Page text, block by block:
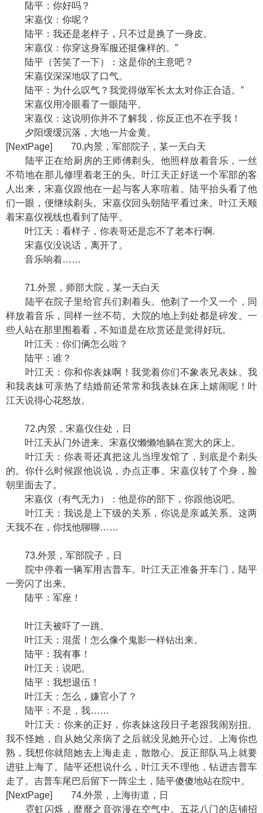
陆平：你好吗？
宋嘉仪：你呢？
陆平：我还是老样子，只不过是换了一身皮。
宋嘉仪：你穿这身军服还挺像样的。”
陆平（苦笑了一下）：这是你的主意吧？
宋嘉仪深深地叹了口气。
陆平：为什么叹气？我觉得做军长太太对你正合适。”
宋嘉仪用冷眼看了一眼陆平。
宋嘉仪：这说明你并不了解我，你反正也不在乎我！
夕阳缓缓沉落，大地一片金黄。
[NextPage] 70.内景，军部院子，某一天白天
陆平正在给厨房的王师傅剃头。他照样放着音乐，一丝
不苟地在那儿修理着老王的头。叶江天正好送一个军部的客
人出来，宋嘉仪跟他在一起与客人寒喧着。陆平抬头看了他
们一眼，便继续剃头。宋嘉仪回头朝陆平看过来。叶江天顺
着宋嘉仪视线也看到了陆平。
叶江天：看样子，你表哥还是忘不了老本行啊.
宋嘉仪没说话，离开了。
音乐响着……
71.外景，师部大院，某一天白天
陆平在院子里给官兵们剃着头。他剃了一个又一个，同
样放着音乐，同样一丝不苟。大院的地上到处都是碎发。一
些人站在那里围着看，不知道是在欣赏还是觉得好玩。
叶江天：你们俩怎么啦？
陆平：谁？
叶江天：你和你表妹啊！我觉着你们不象表兄表妹。我
和我表妹可亲热了结婚前还常常和我表妹在床上嬉闹呢！叶
江天说得心花怒放。
72.内景，宋嘉仪住处，日
叶江天从门外进来。宋嘉仪懒懒地躺在宽大的床上。
叶江天：你表哥还真把这儿当理发馆了，到底是个剃头
的。你什么时候跟他说说，办点正事。宋嘉仪转了个身，脸
朝里面去了。
宋嘉仪（有气无力）：他是你的部下，你跟他说吧。
叶江天：我说是上下级的关系，你说是亲戚关系。这两
天我不在，你找他聊聊……
73.外景，军部院子，日
院中停着一辆军用吉普车。叶江天正准备开车门，陆平
一旁闪了出来。
陆平：军座！
叶江天被吓了一跳。
叶江天：混蛋！怎么像个鬼影一样钻出来。
陆平：我有事！
叶江天：说吧。
陆平：我想退伍！
叶江天：怎么，嫌官小了？
陆平：不是，我……
叶江天：你来的正好，你表妹这段日子老跟我闹别扭。
我不怪她，自从她父亲病了之后就没见她开心过。上海你也
熟，我想你就陪她去上海走走，散散心。反正部队马上就要
进驻上海了。陆平还想说什么，叶江天不理他，钻进吉普车
走了。吉普车尾巴后留下一阵尘土，陆平傻傻地站在院中。
[NextPage] 74.外景，上海街道，日
霓虹闪烁，靡靡之音弥漫在空气中。五花八门的店铺招